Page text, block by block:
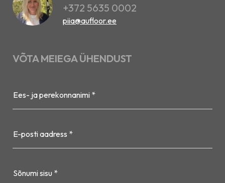
+372 5635 0002
piia@aufloor.ee
VÕTA MEIEGA ÜHENDUST
Ees- ja perekonnanimi *
E-posti aadress *
Sõnumi sisu *